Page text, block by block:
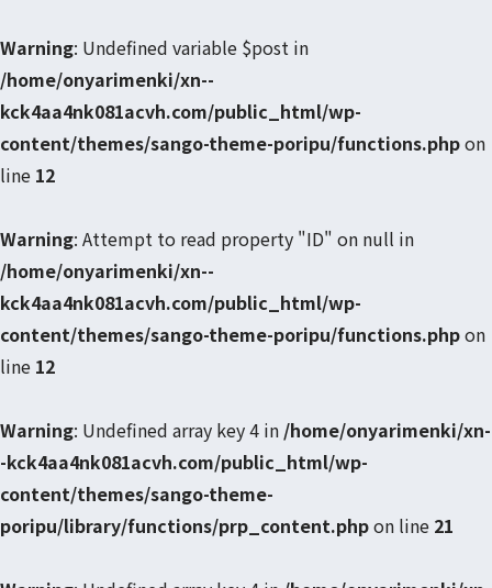
Warning: Undefined variable $post in
/home/onyarimenki/xn--
kck4aa4nk081acvh.com/public_html/wp-
content/themes/sango-theme-poripu/functions.phpon
line 12
Warning: Attempt to read property "ID" on null in
/home/onyarimenki/xn--
kck4aa4nk081acvh.com/public_html/wp-
content/themes/sango-theme-poripu/functions.phpon
line 12
Warning: Undefined array key 4 in /home/onyarimenki/xn-
-kck4aa4nk081acvh.com/public_html/wp-
content/themes/sango-theme-
poripu/library/functions/prp_content.phpon line 21